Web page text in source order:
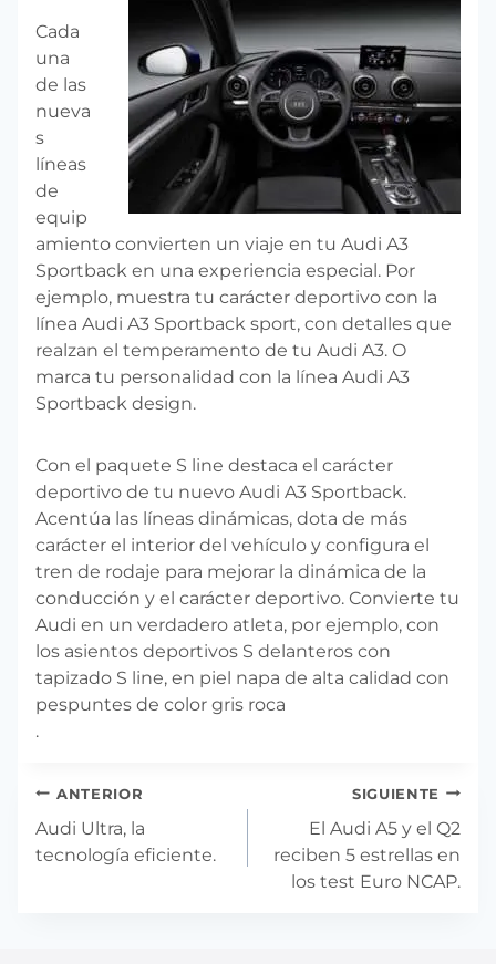
Cada
una
de las
nueva
s
líneas
de
equip
amiento convierten un viaje en tu Audi A3
Sportback en una experiencia especial. Por
ejemplo, muestra tu carácter deportivo con la
línea Audi A3 Sportback sport, con detalles que
realzan el temperamento de tu Audi A3. O
marca tu personalidad con la línea Audi A3
Sportback design.
Con el paquete S line destaca el carácter
deportivo de tu nuevo Audi A3 Sportback.
Acentúa las líneas dinámicas, dota de más
carácter el interior del vehículo y configura el
tren de rodaje para mejorar la dinámica de la
conducción y el carácter deportivo. Convierte tu
Audi en un verdadero atleta, por ejemplo, con
los asientos deportivos S delanteros con
tapizado S line, en piel napa de alta calidad con
pespuntes de color gris roca
.
Navegación
de
entradas
ANTERIOR
Audi Ultra, la
tecnología eficiente.
SIGUIENTE
El Audi A5 y el Q2
reciben 5 estrellas en
los test Euro NCAP.